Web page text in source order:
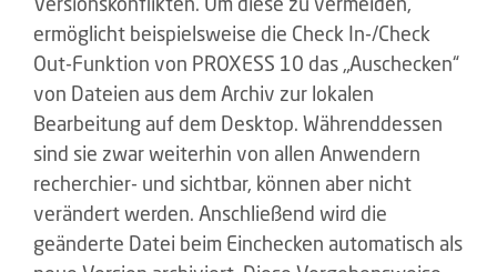
ermöglicht beispielsweise die Check In-/Check
Out-Funktion von PROXESS 10 das „Auschecken“
von Dateien aus dem Archiv zur lokalen
Bearbeitung auf dem Desktop. Währenddessen
sind sie zwar weiterhin von allen Anwendern
recherchier- und sichtbar, können aber nicht
verändert werden. Anschließend wird die
geänderte Datei beim Einchecken automatisch als